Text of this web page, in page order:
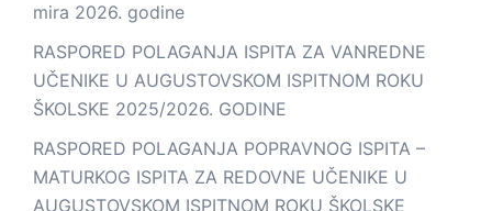
mira 2026. godine
RASPORED POLAGANJA ISPITA ZA VANREDNE
UČENIKE U AUGUSTOVSKOM ISPITNOM ROKU
ŠKOLSKE 2025/2026. GODINE
RASPORED POLAGANJA POPRAVNOG ISPITA –
MATURKOG ISPITA ZA REDOVNE UČENIKE U
AUGUSTOVSKOM ISPITNOM ROKU ŠKOLSKE